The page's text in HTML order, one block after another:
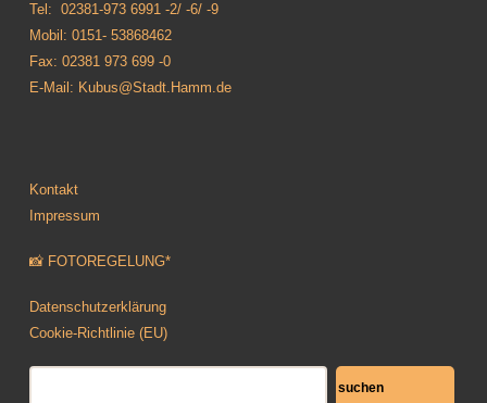
Tel: 02381-973 6991 -2/ -6/ -9
Mobil: 0151- 53868462
Fax: 02381 973 699 -0
E-Mail: Kubus@Stadt.Hamm.de
Kontakt
Impressum
📸 FOTOREGELUNG*
Datenschutzerklärung
Cookie-Richtlinie (EU)